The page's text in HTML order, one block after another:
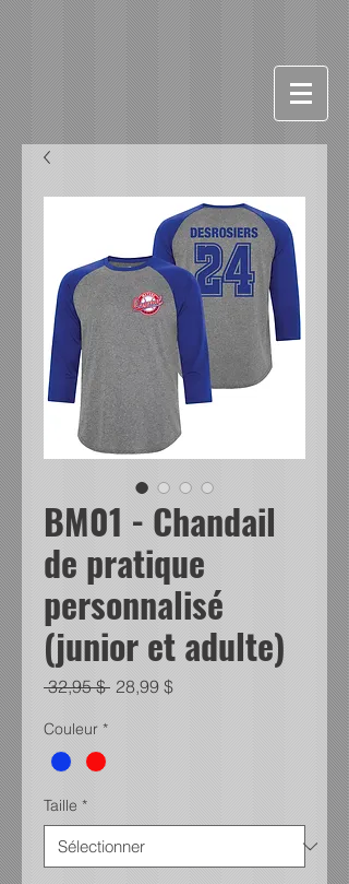
BM01 - Chandail
de pratique
personnalisé
(junior et adulte)
32,95 $ Prix
28,99 $Prix
Couleur *
Taille *